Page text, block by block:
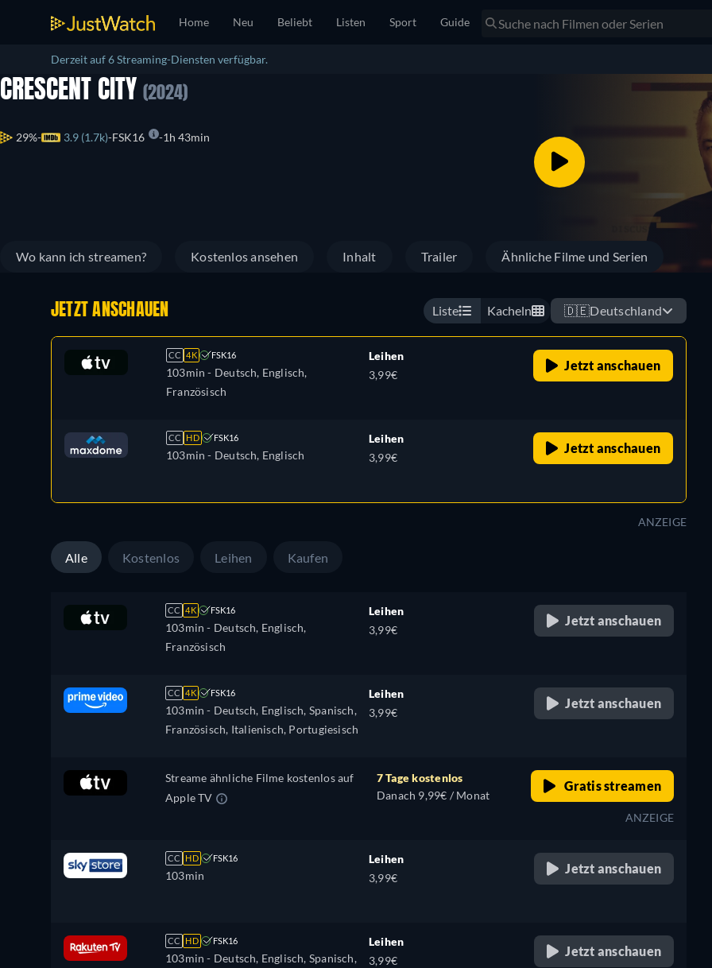
Home Neu Beliebt Listen Sport Guide
Derzeit auf 6 Streaming-Diensten verfügbar.
CRESCENT CITY (2024)
29% 3.9 (1.7k) FSK16 1h 43min
Wo kann ich streamen? Kostenlos ansehen Inhalt Trailer Ähnliche Filme und Serien
JETZT ANSCHAUEN Liste Kacheln 🇩🇪Deutschland
CC 4K FSK16
103min - Deutsch, Englisch,
Französisch
Leihen
3,99€
Jetzt anschauen
CC HD FSK16
103min - Deutsch, Englisch
Leihen
3,99€
Jetzt anschauen
ANZEIGE
Alle Kostenlos Leihen Kaufen
CC 4K FSK16
103min - Deutsch, Englisch,
Französisch
Leihen
3,99€
Jetzt anschauen
CC 4K FSK16
103min - Deutsch, Englisch, Spanisch,
Französisch, Italienisch, Portugiesisch
Leihen
3,99€
Jetzt anschauen
Streame ähnliche Filme kostenlos auf
Apple TV
7 Tage kostenlos
Danach 9,99€ / Monat
Gratis streamen
ANZEIGE
CC HD FSK16
103min
Leihen
3,99€
Jetzt anschauen
CC HD FSK16
103min - Deutsch, Englisch, Spanisch,
Leihen
3,99€
Jetzt anschauen